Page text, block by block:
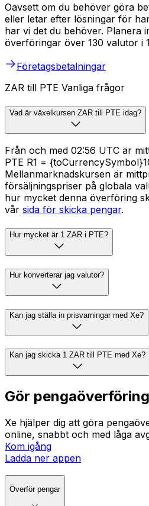
Oavsett om du behöver göra
eller letar efter lösningar för
har vi det du behöver. Planera
överföringar över 130 valutor i
Företagsbetalningar
ZAR till PTE Vanliga frågor
Vad är växelkursen ZAR till PTE idag?
Från och med 02:56 UTC är
PTE R1 =
Mellanmarknadskursen är
försäljningspriser på globala
hur mycket denna överföring
vår sida för skicka pengar.
Hur mycket är 1 ZAR i PTE?
Hur konverterar jag valutor?
Kan jag ställa in prisvarningar med Xe?
Kan jag skicka 1 ZAR till PTE med Xe?
Gör
Xe hjälper dig att göra
online, snabbt och med låga
Kom igång
Ladda ner appen
Överför pengar